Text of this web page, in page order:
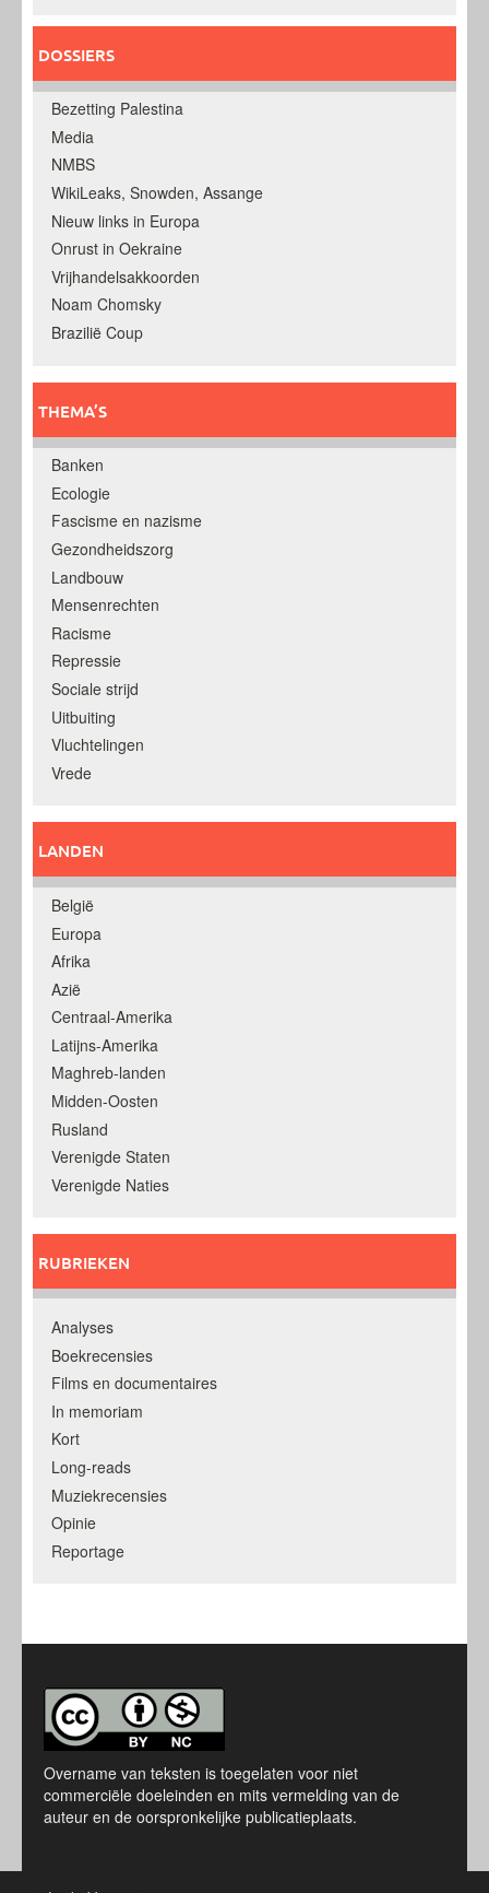
DOSSIERS
Bezetting Palestina
Media
NMBS
WikiLeaks, Snowden, Assange
Nieuw links in Europa
Onrust in Oekraine
Vrijhandelsakkoorden
Noam Chomsky
Brazilië Coup
THEMA’S
Banken
Ecologie
Fascisme en nazisme
Gezondheidszorg
Landbouw
Mensenrechten
Racisme
Repressie
Sociale strijd
Uitbuiting
Vluchtelingen
Vrede
LANDEN
België
Europa
Afrika
Azië
Centraal-Amerika
Latijns-Amerika
Maghreb-landen
Midden-Oosten
Rusland
Verenigde Staten
Verenigde Naties
RUBRIEKEN
Analyses
Boekrecensies
Films en documentaires
In memoriam
Kort
Long-reads
Muziekrecensies
Opinie
Reportage
Overname van teksten is toegelaten voor niet
commerciële doeleinden en mits vermelding van de
auteur en de oorspronkelijke publicatieplaats.